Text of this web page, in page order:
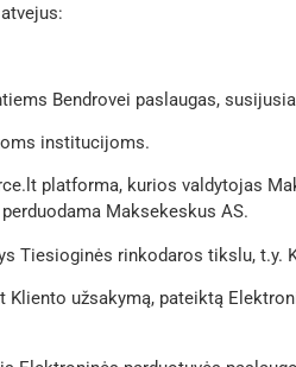
Bendrovei paslaugas,
institucijoms.
platforma, kurios valdytojas
Maksekeskus AS.
Tiesioginės rinkodaros tikslu,
užsakymą, pateiktą